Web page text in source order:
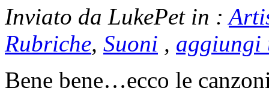
Inviato da LukePet in :
Rubriche, Suoni , aggiungi
Bene bene…ecco le